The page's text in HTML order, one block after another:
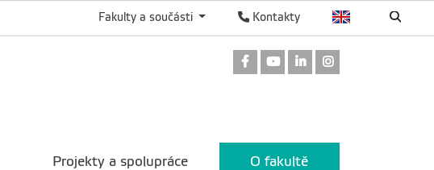
Kontakty
Fakulty a součásti
Odkaz na Facebook
Odkaz na Youtube
Odkaz na LinkedIn
Projekty a spolupráce O fakultě